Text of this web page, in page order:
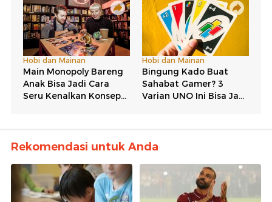
Rekomendasi untuk Anda